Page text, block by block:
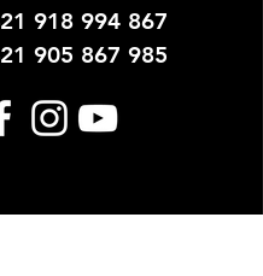
918 994 867
905 867 985